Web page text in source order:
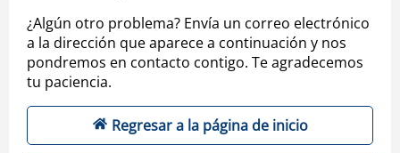
¿Algún otro problema? Envía un correo electrónico
a la dirección que aparece a continuación y nos
pondremos en contacto contigo. Te agradecemos
tu paciencia.
Regresar a la página de inicio